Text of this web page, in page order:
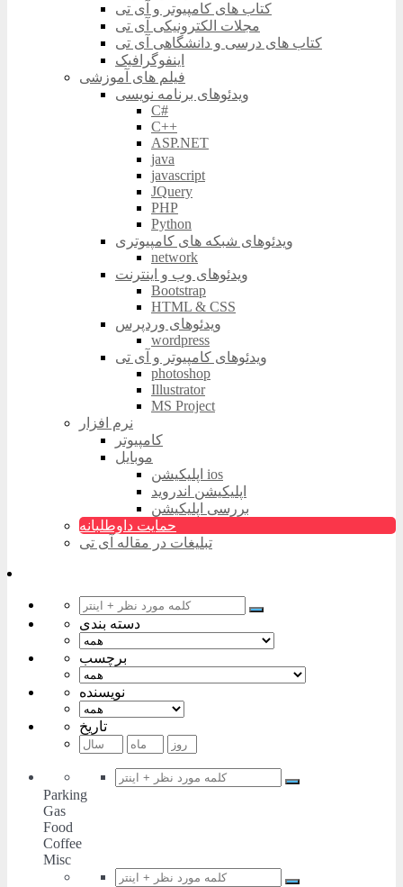
کتاب های کامپیوتر و آی تی
مجلات الکترونیکی آی تی
کتاب های درسی و دانشگاهی آی تی
اینفوگرافیک
فیلم های آموزشی
ویدئوهای برنامه نویسی
C#
C++
ASP.NET
java
javascript
JQuery
PHP
Python
ویدئوهای شبکه های کامپیوتری
network
ویدئوهای وب و اینترنت
Bootstrap
HTML & CSS
ویدئوهای وردپرس
wordpress
ویدئوهای کامپیوتر و آی تی
photoshop
Illustrator
MS Project
نرم افزار
کامپیوتر
موبایل
اپلیکیشن ios
اپلیکیشن اندروید
بررسی اپلیکیشن
حمایت داوطلبانه
تبلیغات در مقاله آی تی
دسته بندی
برچسب
نویسنده
تاریخ
Parking
Gas
Food
Coffee
Misc